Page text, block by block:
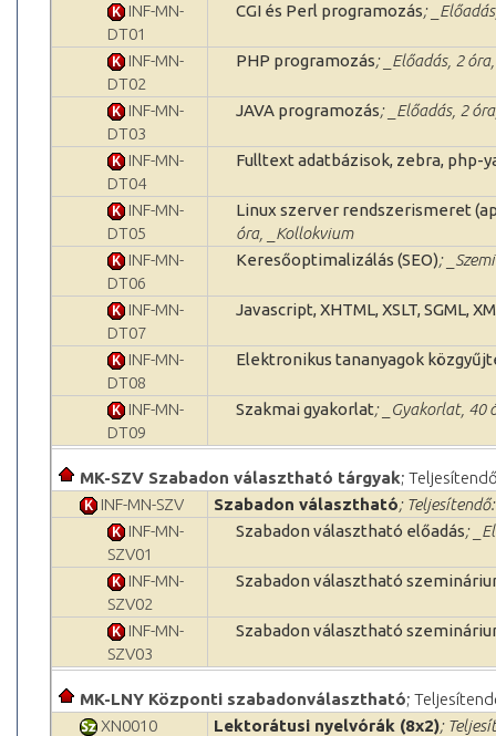
INF-MN-
DT01
CGI és Perl programozás;
INF-MN-
DT02
PHP programozás; _Előadás, 2
INF-MN-
DT03
JAVA programozás; _Előadás, 2
INF-MN-
DT04
Fulltext adatbázisok, zebra, php-
INF-MN-
DT05
Linux szerver rendszerismeret
óra, _Kollokvium
INF-MN-
DT06
Keresőoptimalizálás (SEO);
INF-MN-
DT07
Javascript, XHTML, XSLT, SGML,
INF-MN-
DT08
Elektronikus tananyagok
INF-MN-
DT09
Szakmai gyakorlat; _Gyakorlat, 40
MK-SZV Szabadon választható tárgyak;
INF-MN-SZV
Szabadon választható;
INF-MN-
SZV01
Szabadon választható előadás;
INF-MN-
SZV02
Szabadon választható
INF-MN-
SZV03
Szabadon választható
MK-LNY Központi szabadonválasztható;
XN0010
Lektorátusi nyelvórák (8x2);